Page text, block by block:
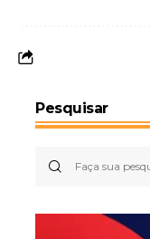
Pesquisar